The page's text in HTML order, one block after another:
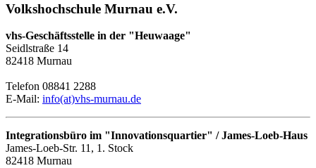
Volkshochschule Murnau e.V.
vhs-Geschäftsstelle in der "Heuwaage"
Seidlstraße 14
82418 Murnau
Telefon 08841 2288
E-Mail: info(at)vhs-murnau.de
Integrationsbüro im "Innovationsquartier" / James-Loeb-Haus
James-Loeb-Str. 11, 1. Stock
82418 Murnau